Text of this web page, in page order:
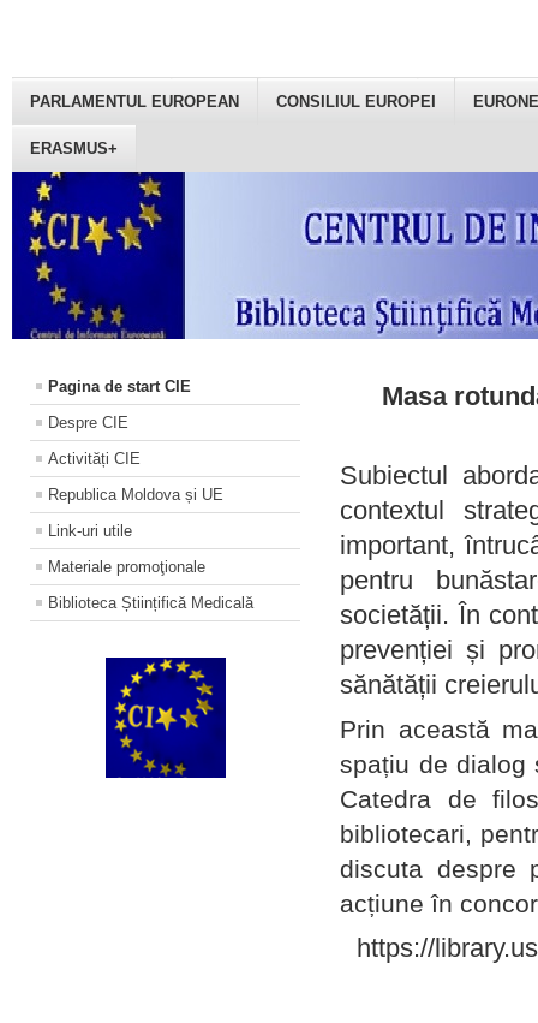
PARLAMENTUL EUROPEAN CONSILIUL EUROPEI
ERASMUS+
Pagina de start CIE
Despre CIE
Activități CIE
Republica Moldova și UE
Link-uri utile
Materiale promoţionale
Biblioteca Științifică Medicală
Masa
Subiectul
contextul
important,
pentru
societății. În
prevenției și
sănătății
Prin această
spațiu de dialog
Catedra de
bibliotecari,
discuta despre
acțiune în
https://